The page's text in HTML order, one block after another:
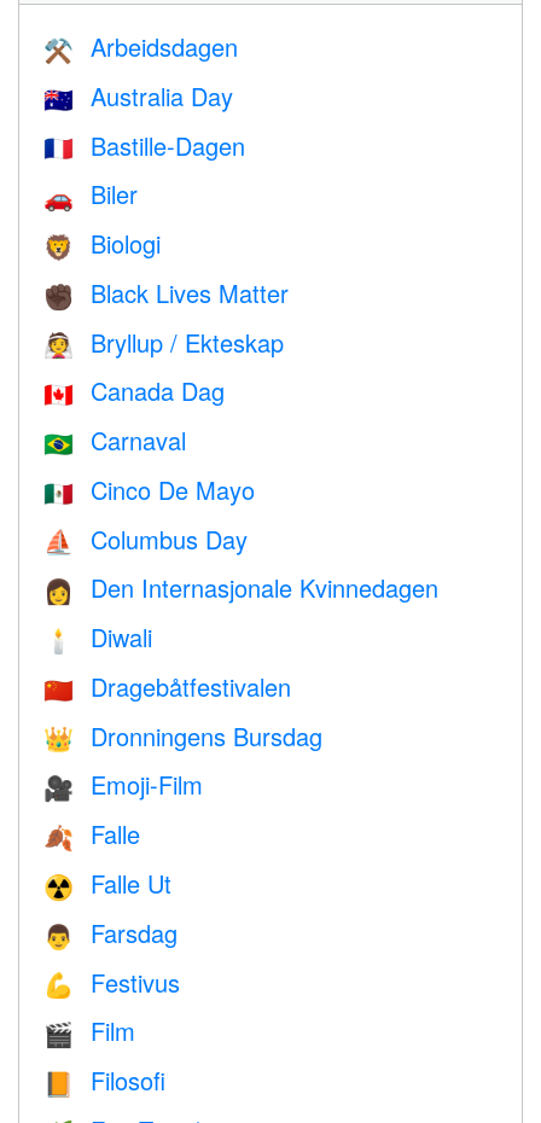
⚒️ Arbeidsdagen
🇦🇺 Australia Day
🇫🇷 Bastille-Dagen
🚗 Biler
🦁 Biologi
✊🏿 Black Lives Matter
👰 Bryllup / Ekteskap
🇨🇦 Canada Dag
🇧🇷 Carnaval
🇲🇽 Cinco De Mayo
⛵️ Columbus Day
👩 Den Internasjonale Kvinnedagen
🕯 Diwali
🇨🇳 Dragebåtfestivalen
👑 Dronningens Bursdag
🎥 Emoji-Film
🍂 Falle
☢️ Falle Ut
👨 Farsdag
💪 Festivus
🎬 Film
📙 Filosofi